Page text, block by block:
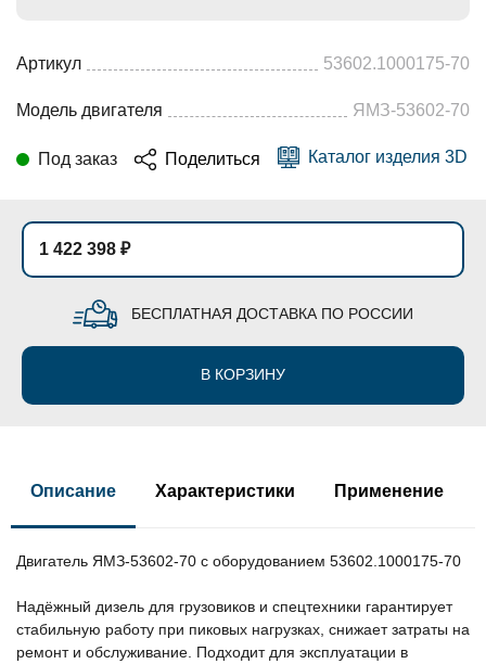
Артикул 53602.1000175-70
Модель двигателя ЯМЗ-53602-70
Под заказ Поделиться Каталог изделия 3D
1 422 398 ₽
БЕСПЛАТНАЯ ДОСТАВКА ПО РОССИИ
В КОРЗИНУ
Описание Характеристики Применение
Двигатель ЯМЗ-53602-70 с оборудованием 53602.1000175-70
Надёжный дизель для грузовиков и спецтехники гарантирует
стабильную работу при пиковых нагрузках, снижает затраты на
ремонт и обслуживание. Подходит для эксплуатации в